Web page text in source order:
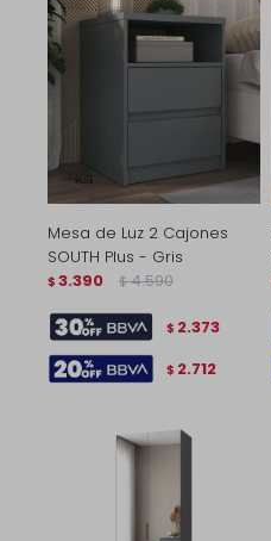
Mesa de Luz 2 Cajones
SOUTH Plus - Gris
$ 3.390 $ 4.590
$ 2.373
$ 2.712